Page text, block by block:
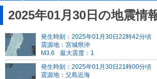
2025年01月30日の地震情
発生時刻：2025年01月30日22時42分頃
震源地：宮城県沖
M3.6
最大震度：1
発生時刻：2025年01月30日21時00分頃
震源地：父島近海